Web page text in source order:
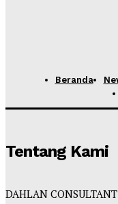
Beranda
Tentang Kami
DAHLAN